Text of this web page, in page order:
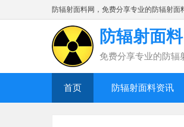
防辐射面料网，免费分享专业的防辐射
防辐射面
免费分享专业的防辐
首页 防辐射面料资讯